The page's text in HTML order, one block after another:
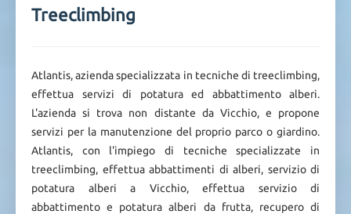
Treeclimbing
Atlantis, azienda specializzata in tecniche di treeclimbing,
effettua servizi di potatura ed abbattimento alberi.
L'azienda si trova non distante da Vicchio, e propone
servizi per la manutenzione del proprio parco o giardino.
Atlantis, con l'impiego di tecniche specializzate in
treeclimbing, effettua abbattimenti di alberi, servizio di
potatura alberi a Vicchio, effettua servizio di
abbattimento e potatura alberi da frutta, recupero di